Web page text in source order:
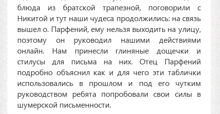
блюда из братской трапезной, поговорили с
Никитой и тут наши чудеса продолжились: на связь
вышел о. Парфений, ему нельзя выходить на улицу,
поэтому он руководил нашими действиями
онлайн. Нам принесли глиняные дощечки и
стилусы для письма на них. Отец Парфений
подробно объяснил как и для чего эти таблички
использовались в прошлом и под его чутким
руководством ребята попробовали свои силы в
шумерской письменности.